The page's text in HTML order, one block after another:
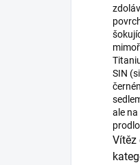
SIN
ale
Vítěz